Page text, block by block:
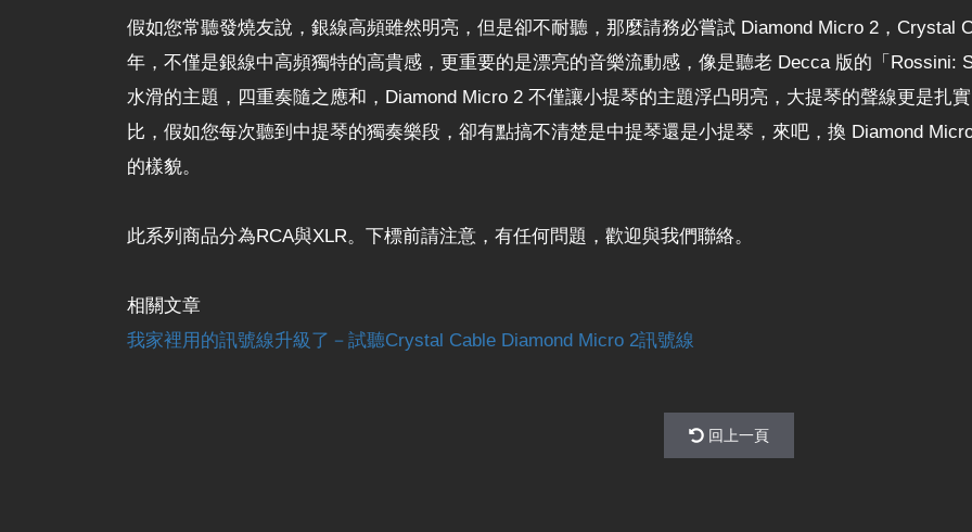
假如您常聽發燒友說，銀線高頻雖然明亮，但是卻不耐聽，那麼請務必嘗試 Diamond Micro 2，Crystal
年，不僅是銀線中高頻獨特的高貴感，更重要的是漂亮的音樂流動感，像是聽老 Decca 版的「Rossini:
水滑的主題，四重奏隨之應和，Diamond Micro 2 不僅讓小提琴的主題浮凸明亮，大提琴的聲線更是扎
比，假如您每次聽到中提琴的獨奏樂段，卻有點搞不清楚是中提琴還是小提琴，來吧，換 Diamond
的樣貌。
此系列商品分為RCA與XLR。下標前請注意，有任何問題，歡迎與我們聯絡。
相關文章
我家裡用的訊號線升級了－試聽Crystal Cable Diamond Micro 2訊號線
回上一頁